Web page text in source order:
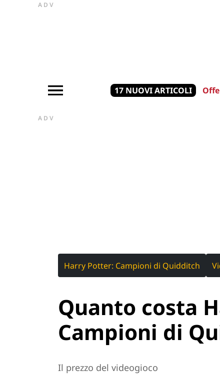
ADV
17 NUOVI ARTICOLI
ADV
Harry Potter: Campioni di Quidditch
Quanto costa
Campioni di
Il prezzo del videogioco